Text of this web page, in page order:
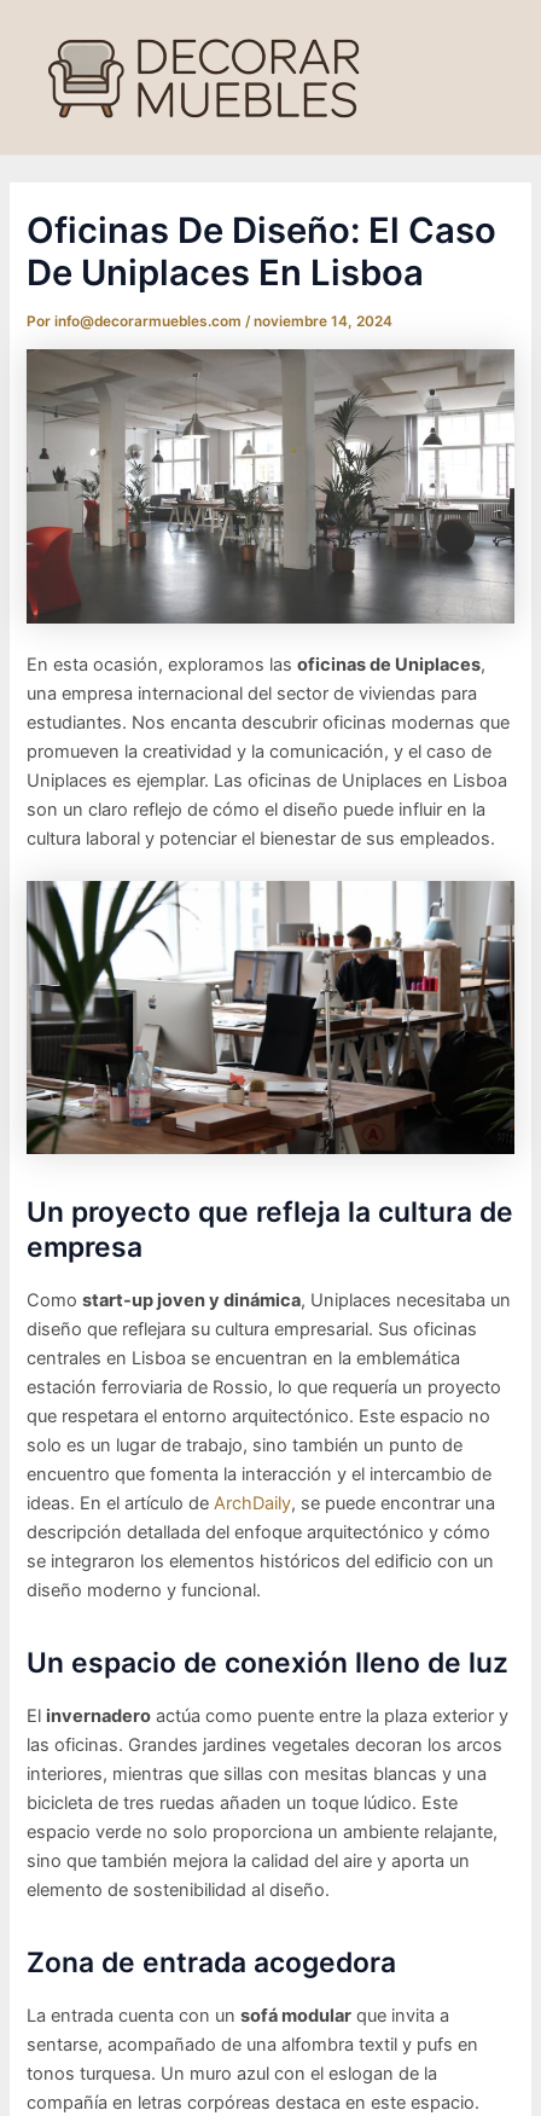
contenido
Oficinas De Diseño: El Caso
De Uniplaces En Lisboa
Porinfo@decorarmuebles.com/noviembre 14, 2024
En esta ocasión, exploramos lasoficinas de Uniplaces,
una empresa internacional del sector de viviendas para
estudiantes. Nos encanta descubrir oficinas modernas que
promueven la creatividad y la comunicación, y el caso de
Uniplaces es ejemplar. Las oficinas de Uniplaces en Lisboa
son un claro reflejo de cómo el diseño puede influir en la
cultura laboral y potenciar el bienestar de sus empleados.
Un proyecto que refleja la cultura de
empresa
Comostart-up joven y dinámica, Uniplaces necesitaba un
diseño que reflejara su cultura empresarial. Sus oficinas
centrales en Lisboa se encuentran en la emblemática
estación ferroviaria de Rossio, lo que requería un proyecto
que respetara el entorno arquitectónico. Este espacio no
solo es un lugar de trabajo, sino también un punto de
encuentro que fomenta la interacción y el intercambio de
ideas. En el artículo deArchDaily, se puede encontrar una
descripción detallada del enfoque arquitectónico y cómo
se integraron los elementos históricos del edificio con un
diseño moderno y funcional.
Un espacio de conexión lleno de luz
El invernadero actúa como puente entre la plaza exterior y
las oficinas. Grandes jardines vegetales decoran los arcos
interiores, mientras que sillas con mesitas blancas y una
bicicleta de tres ruedas añaden un toque lúdico. Este
espacio verde no solo proporciona un ambiente relajante,
sino que también mejora la calidad del aire y aporta un
elemento de sostenibilidad al diseño.
Zona de entrada acogedora
La entrada cuenta con unsofá modular que invita a
sentarse, acompañado de una alfombra textil y pufs en
tonos turquesa. Un muro azul con el eslogan de la
compañía en letras corpóreas destaca en este espacio.